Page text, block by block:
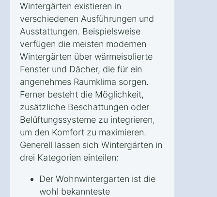
Wintergärten existieren in
verschiedenen Ausführungen und
Ausstattungen. Beispielsweise
verfügen die meisten modernen
Wintergärten über wärmeisolierte
Fenster und Dächer, die für ein
angenehmes Raumklima sorgen.
Ferner besteht die Möglichkeit,
zusätzliche Beschattungen oder
Belüftungssysteme zu integrieren,
um den Komfort zu maximieren.
Generell lassen sich Wintergärten in
drei Kategorien einteilen:
Der Wohnwintergarten ist die
wohl bekannteste